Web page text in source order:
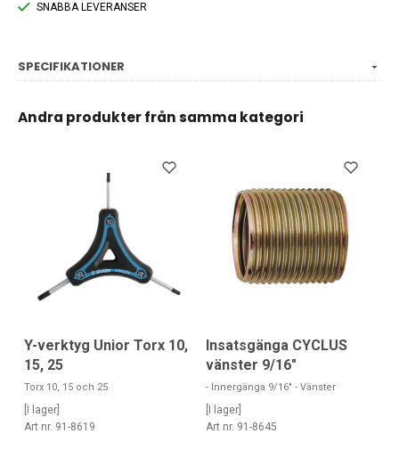
SNABBA LEVERANSER
SPECIFIKATIONER
Andra produkter från samma kategori
Y-verktyg Unior Torx 10,
15, 25
Torx 10, 15 och 25
[I lager]
Art nr. 91-8619
Insatsgänga CYCLUS
vänster 9/16"
- Innergänga 9/16" - Vänster
[I lager]
Art nr. 91-8645